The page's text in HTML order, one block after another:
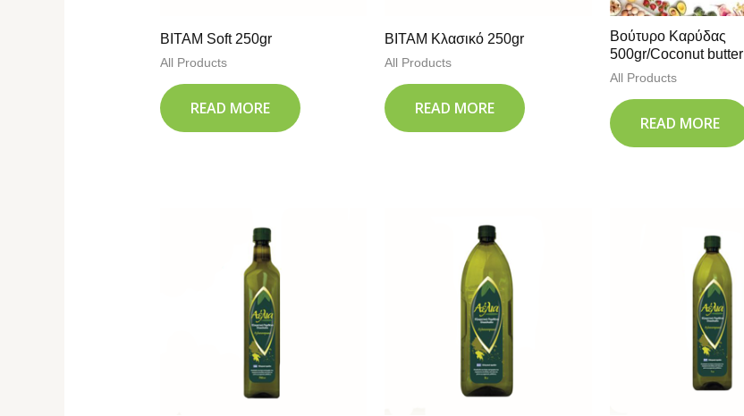
ΒΙΤΑΜ Soft 250gr
All Products
READ MORE
ΒΙΤΑΜ Κλασικό 250gr
All Products
READ MORE
Βούτυρο Καρύδας
500gr/Coconut
All Products
READ MORE